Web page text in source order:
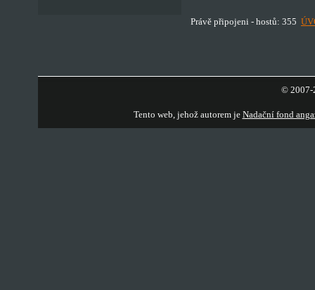
Právě připojeni - hostů: 355
© 2007-
Tento web, jehož autorem je Nadační fond